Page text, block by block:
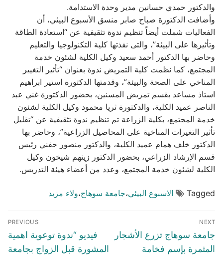
والدكتور حمدي حسانين مدير وحدة الاستدامة.
وأضافت الدكتورة صباح صابر منسق الأسبوع البيئي، أن
الفعاليات شملت أيضاً تنظيم ندوة تثقيفية عن “استعادة الطاقة
وتأثيرها على البيئة”، والتى نفذتها كلية التكنولوجيا والتعليم
وحاضر بها الدكتور أحمد سعيد وكيل الكلية لشئون خدمة
المجتمع، كما نظمت كلية التمريض ندوة بعنوان “تأثير التغيير
المناخي على الصحة والبيئة”، وقدمتها الدكتورة استير ابراهيم
استاذ مساعد بقسم تمريض المسنين، بحضور الدكتورة غني عبد
الناصر عميد الكلية، والدكتورة ثريا محمود وكيل الكلية لشئون
خدمة المجتمع، بكلية الزراعة تم تنظيم ندوة تثقيفية عن “تقليل
تأثير التغيرات المناخية على المحاصيل الزراعية”، وحاضر بها
الدكتور خلف همام عميد الكلية، والدكتور منصور حفني رئيس
قسم الإرشاد الزراعي، بحضور الدكتور زينهم شيخون وكيل
الكلية لشئون خدمة المجتمع، وعدد من أعضاء هيئة التدريس.
Tagged الاسبوع البيئي،جامعة سوهاج،ولاء مزيد
تصفّح
المقالات
PREVIOUS
Previous
post:
فيديو “ندوة توعوية اهمية
المشورة قبل الزواج بجامعة
NEXT
Next
post:
جامعة سوهاج تزرع الأشجار
المثمرة بإسم فخامة